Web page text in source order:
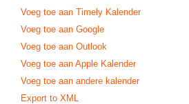
Voeg toe aan Timely Kalender
Voeg toe aan Google
Voeg toe aan Outlook
Voeg toe aan Apple Kalender
Voeg toe aan andere kalender
Export to XML